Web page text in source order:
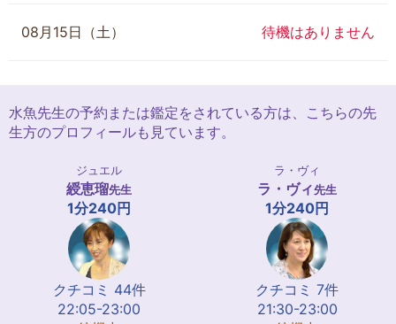
08月15日（土） 待機はありません
水魚先生の予約または鑑定をされている方は、こちらの先
生方のプロフィールも見ています。
ジュエル
綬恵瑠先生
1分240円
クチコミ 44件
22:05-23:00
ラ・ヴィ
ラ・ヴィ先生
1分240円
クチコミ 7件
21:30-23:00